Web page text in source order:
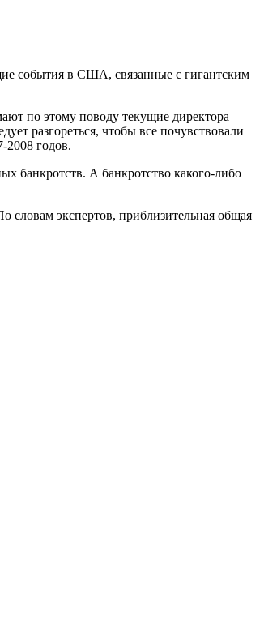
события в США, связанные с гигантским
по этому поводу текущие директора
разгореться, чтобы все почувствовали
2008 годов.
банкротств. А банкротство какого-либо
словам экспертов, приблизительная общая